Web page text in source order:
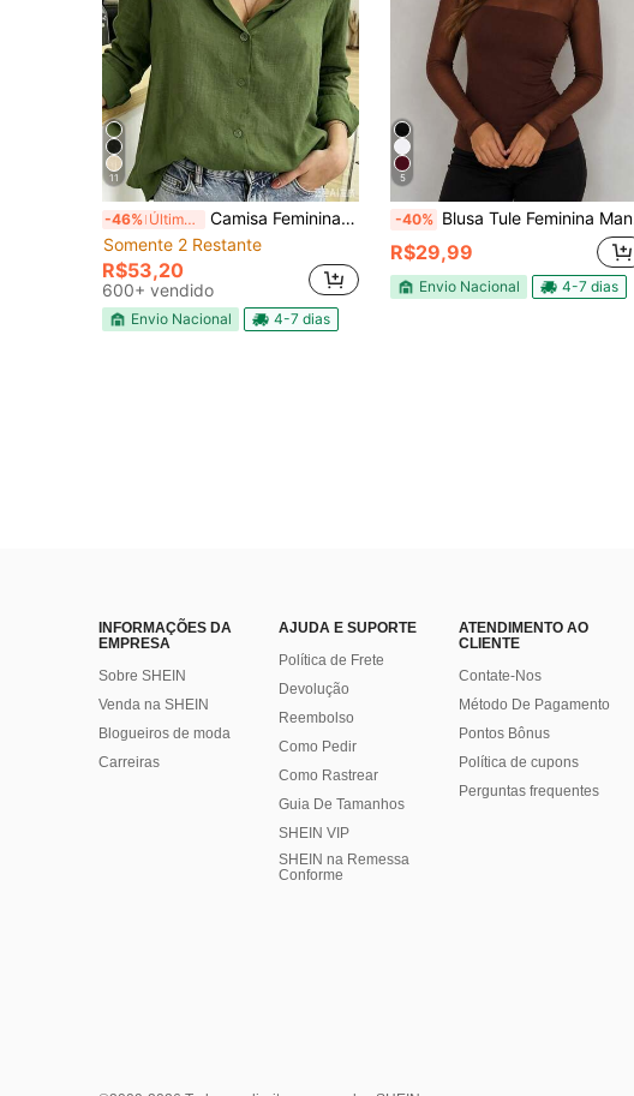
11
-46% Últimas 4 hrs
Camisa Feminina Viscose Com Mangas Comprida
Somente 2 Restante
R$53,20
600+ vendido
Envio Nacional 4-7 dias
5
-40% Blusa Tule Feminina Manga Longa Transparente Segunda Pele Elegante Sofisticada Moda Blogueira Varias Cores
R$29,99
Envio Nacional 4-7 dias
INFORMAÇÕES DA
EMPRESA
Sobre SHEIN
Venda na SHEIN
Blogueiros de moda
Carreiras
AJUDA E SUPORTE
Política de Frete
Devolução
Reembolso
Como Pedir
Como Rastrear
Guia De Tamanhos
SHEIN VIP
SHEIN na Remessa
Conforme
ATENDIMENTO AO
CLIENTE
Contate-Nos
Método De Pagamento
Pontos Bônus
Política de cupons
Perguntas frequentes